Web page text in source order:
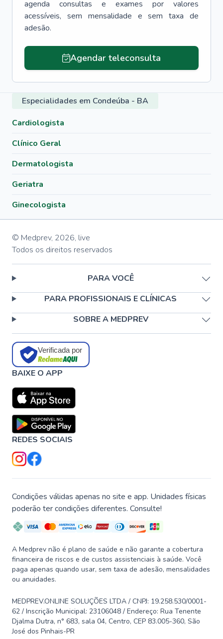
agenda consultas e exames por valores
acessíveis, sem mensalidade e sem taxa de
adesão.
Agendar teleconsulta
Especialidades em Condeúba - BA
Cardiologista
Clínico Geral
Dermatologista
Geriatra
Ginecologista
© Medprev, 2026, live
Todos os direitos reservados
PARA VOCÊ
PARA PROFISSIONAIS E CLÍNICAS
SOBRE A MEDPREV
Verificada por
BAIXE O APP
REDES SOCIAIS
Condições válidas apenas no site e app. Unidades físicas
poderão ter condições diferentes. Consulte!
A Medprev não é plano de saúde e não garante a cobertura
financeira de riscos e de custos assistenciais à saúde. Você
paga apenas quando usar, sem taxa de adesão, mensalidades
ou anuidades.
MEDPREV.ONLINE SOLUÇÕES LTDA / CNPJ: 19.258.530/0001-
62 / Inscrição Municipal: 23106048 / Endereço: Rua Tenente
Djalma Dutra, n° 683, sala 04, Centro, CEP 83.005-360, São
José dos Pinhais-PR